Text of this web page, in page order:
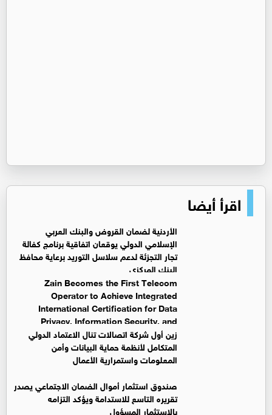
اقرأ أيضا
الأردنية لضمان القروض والبنك العربي
الإسلامي الدولي يوقعان اتفاقية برنامج كفالة
تجار التجزئة لدعم سلاسل التوريد برعاية محافظ
البنك المركزي
Zain Becomes the First Telecom
Operator to Achieve Integrated
International Certification for Data
Privacy, Information Security, and
Business Continuity Management Systems
زين أول شركة اتصالات تنال الاعتماد الدولي
المتكامل لأنظمة حماية البيانات وأمن
المعلومات واستمرارية الأعمال
صندوق استثمار أموال الضمان الاجتماعي يصدر
تقريره التاسع للاستدامة ويؤكد التزامه
بالاستثمار المسؤول